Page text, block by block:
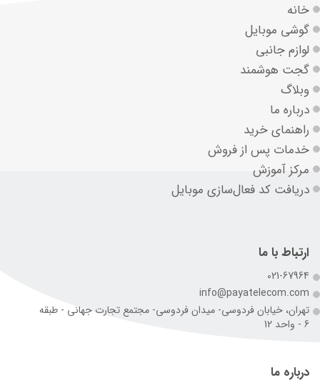
خانه
گوشی موبایل
لوازم جانبی
گجت هوشمند
وبلاگ
درباره ما
راهنمای خرید
خدمات پس از فروش
مرکز آموزش
دریافت کد فعال‌سازی موبایل
ارتباط با ما
021-67964
info@payatelecom.com
تهران، خیابان فردوسی- میدان فردوسی- مجتمع تجارت جهانی - طبقه
6 - واحد 12
درباره ما